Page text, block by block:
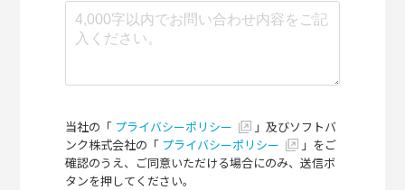
当社の「 プライバシーポリシー
」及びソフトバ
ンク株式会社の「 プライバシーポリシー
」をご
確認のうえ、ご同意いただける場合にのみ、送信ボ
タンを押してください。